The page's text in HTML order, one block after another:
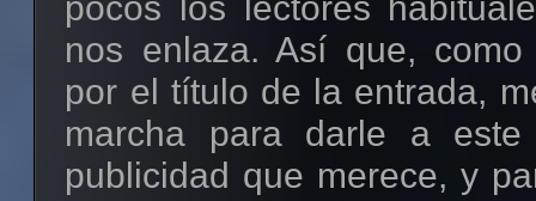
esos casos). En la
etiquetas» de la barra
un ojo a los discos/
licencias y sus permisos.
nos enlaza. Así que,
por el título de la entrada,
marcha para darle a este
publicidad que merece, y